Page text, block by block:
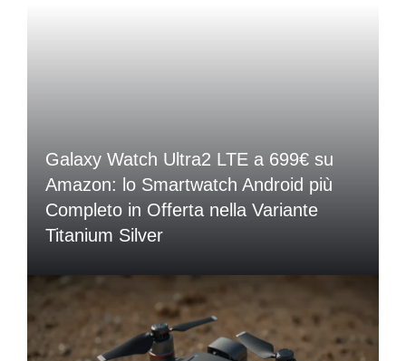
Galaxy Watch Ultra2 LTE a 699€ su
Amazon: lo Smartwatch Android più
Completo in Offerta nella Variante
Titanium Silver